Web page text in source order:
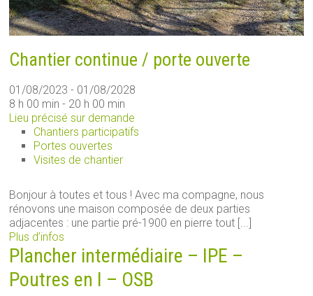
Chantier continue / porte ouverte
01/08/2023 - 01/08/2028
8 h 00 min - 20 h 00 min
Lieu précisé sur demande
Chantiers participatifs
Portes ouvertes
Visites de chantier
Bonjour à toutes et tous ! Avec ma compagne, nous
rénovons une maison composée de deux parties
adjacentes : une partie pré-1900 en pierre tout [...]
Plus d’infos
Plancher intermédiaire – IPE –
Poutres en I – OSB